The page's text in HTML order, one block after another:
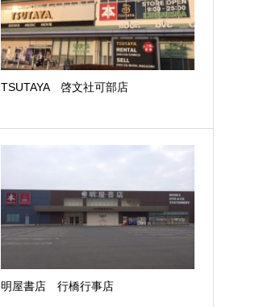
TSUTAYA 啓文社可部店
明屋書店 行橋行事店